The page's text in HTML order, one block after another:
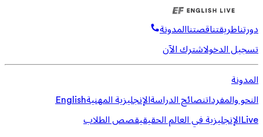
دورتناطريقتناقصتناالمدونة
تسجيل الدخولاشترك الآن
المدونة
النحو والمفرداتنصائح الدراسةالإنجليزية المهنيةEnglish
Liveالإنجليزية في العالم الحقيقيقصص الطلاب